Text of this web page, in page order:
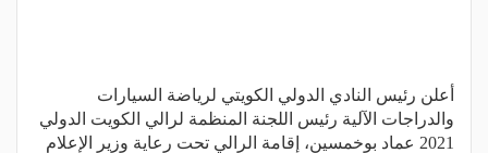
أعلن رئيس النادي الدولي الكويتي لرياضة السيارات
والدراجات الآلية رئيس اللجنة المنظمة لرالي الكويت الدولي
2021 عماد بوخمسين، إقامة الرالي تحت رعاية وزير الإعلام